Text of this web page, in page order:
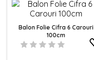
Balon Folie Cifra 6 Carouri
100cm